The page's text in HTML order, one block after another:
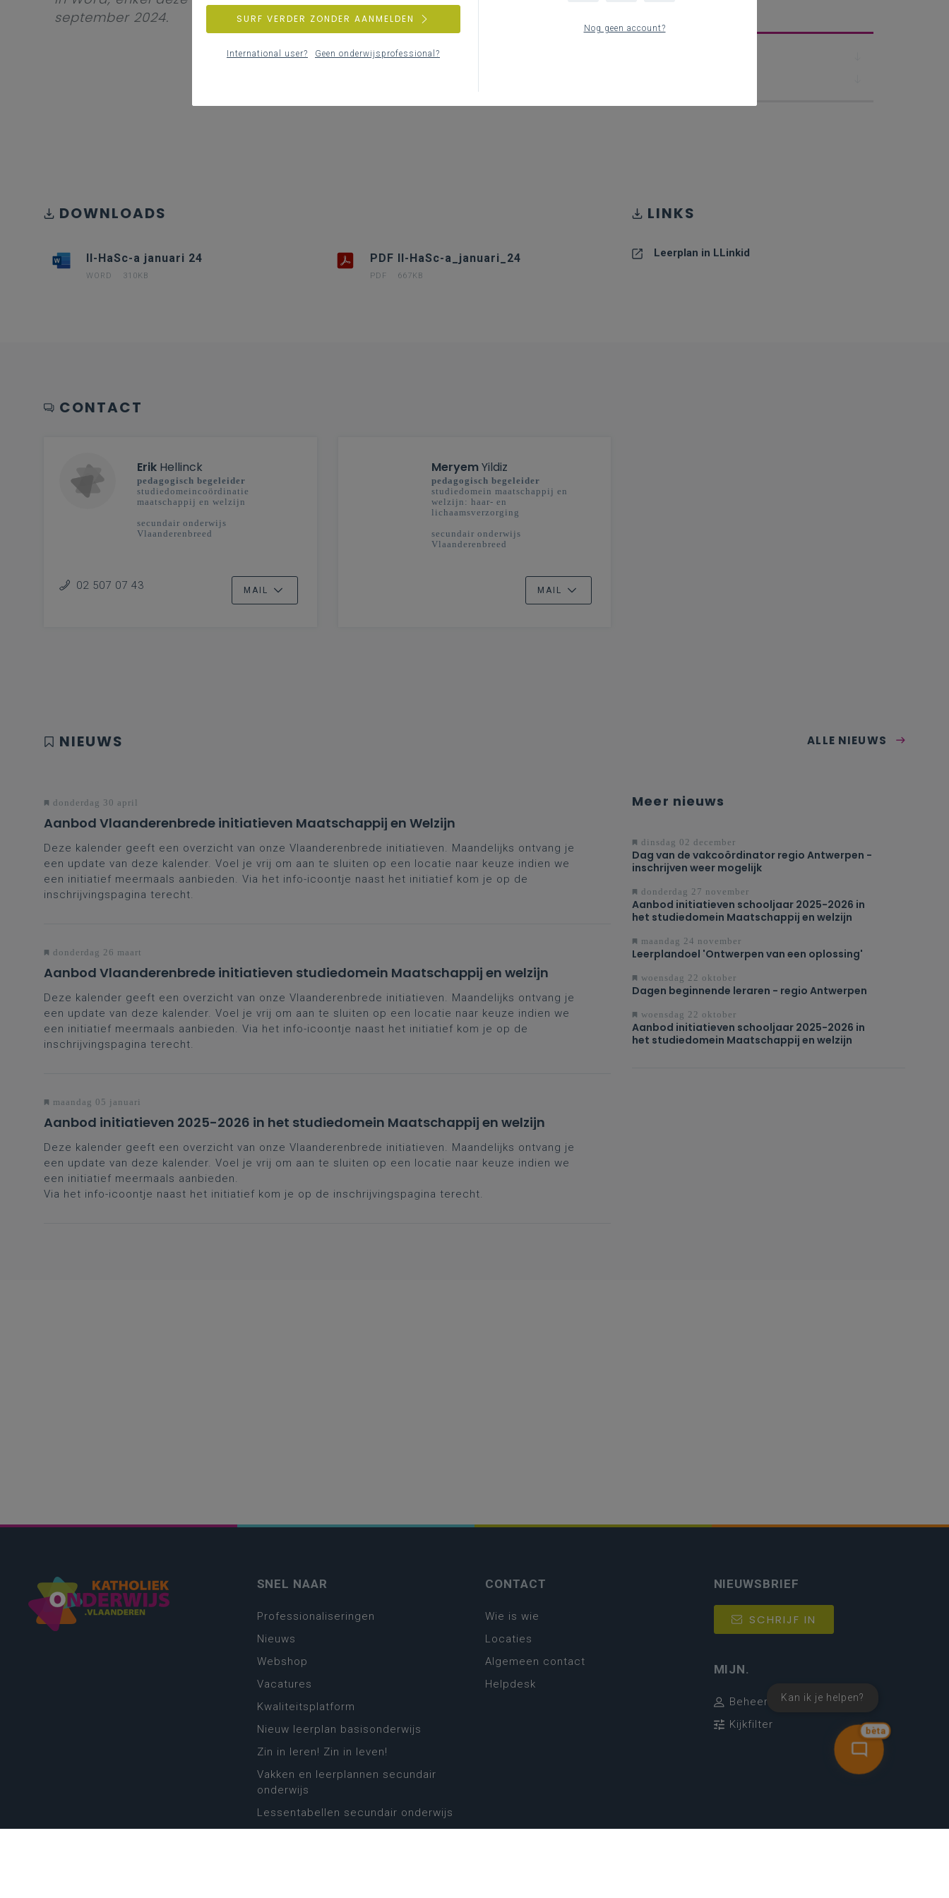
september 2024.
DOWNLOADS
II-HaSc-a januari 24
WORD 310KB
PDF II-HaSc-a_januari_24
PDF 667KB
LINKS
Leerplan in LLinkid
CONTACT
Erik Hellinck
pedagogisch begeleider
studiedomeincoördinatie
maatschappij en welzijn
secundair onderwijs
Vlaanderenbreed
02 507 07 43 MAIL
MeryemYildiz
pedagogisch begeleider
studiedomein maatschappij en
welzijn: haar- en
lichaamsverzorging
secundair onderwijs
Vlaanderenbreed
MAIL
NIEUWS ALLE NIEUWS
donderdag 30 april
Aanbod Vlaanderenbrede initiatieven Maatschappij en Welzijn
Deze kalender geeft een overzicht van onze Vlaanderenbrede initiatieven. Maandelijks ontvang je
een update van deze kalender. Voel je vrij om aan te sluiten op een locatie naar keuze indien we
een initiatief meermaals aanbieden. Via het info-icoontje naast het initiatief kom je op de
inschrijvingspagina terecht.
donderdag 26 maart
Aanbod Vlaanderenbrede initiatieven studiedomein Maatschappij en welzijn
Deze kalender geeft een overzicht van onze Vlaanderenbrede initiatieven. Maandelijks ontvang je
een update van deze kalender. Voel je vrij om aan te sluiten op een locatie naar keuze indien we
een initiatief meermaals aanbieden. Via het info-icoontje naast het initiatief kom je op de
inschrijvingspagina terecht.
maandag 05 januari
Aanbod initiatieven 2025-2026 in het studiedomein Maatschappij en welzijn
Deze kalender geeft een overzicht van onze Vlaanderenbrede initiatieven. Maandelijks ontvang je
een update van deze kalender. Voel je vrij om aan te sluiten op een locatie naar keuze indien we
een initiatief meermaals aanbieden.
Via het info-icoontje naast het initiatief kom je op de inschrijvingspagina terecht.
Meer nieuws
dinsdag 02 december
Dag van de vakcoördinator regio Antwerpen -
inschrijven weer mogelijk
donderdag 27 november
Aanbod initiatieven schooljaar 2025-2026 in
het studiedomein Maatschappij en welzijn
maandag 24 november
Leerplandoel 'Ontwerpen van een oplossing'
woensdag 22 oktober
Dagen beginnende leraren - regio Antwerpen
woensdag 22 oktober
Aanbod initiatieven schooljaar 2025-2026 in
het studiedomein Maatschappij en welzijn
bèta
Kan ik je helpen?
SNEL NAAR
Professionaliseringen
Nieuws
Webshop
Vacatures
Kwaliteitsplatform
Nieuw leerplan basisonderwijs
Zin in leren! Zin in leven!
Vakken en leerplannen secundair
onderwijs
Lessentabellen secundair onderwijs
CONTACT
Wie is wie
Locaties
Algemeen contact
Helpdesk
NIEUWSBRIEF
SCHRIJF IN
MIJN.
Beheer
Kijkfilter
Nog geen account?
SURF VERDER ZONDER AANMELDEN
International user? Geen onderwijsprofessional?